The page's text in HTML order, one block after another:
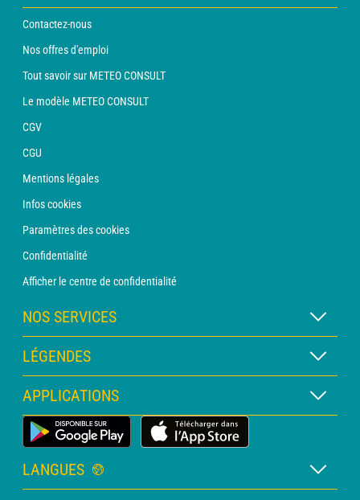
Contactez-nous
Nos offres d'emploi
Tout savoir sur METEO CONSULT
Le modèle METEO CONSULT
CGV
CGU
Mentions légales
Infos cookies
Paramètres des cookies
Confidentialité
Afficher le centre de confidentialité
NOS SERVICES
Abonnement METEO Xpert
Abonnement METEO PRO
Consultation avec un prévisionniste
Bulletin PRO
LÉGENDES
Légende des cartes
Légende des pictogrammes
Glossaire
APPLICATIONS
Application Météo Terrestre
LANGUES